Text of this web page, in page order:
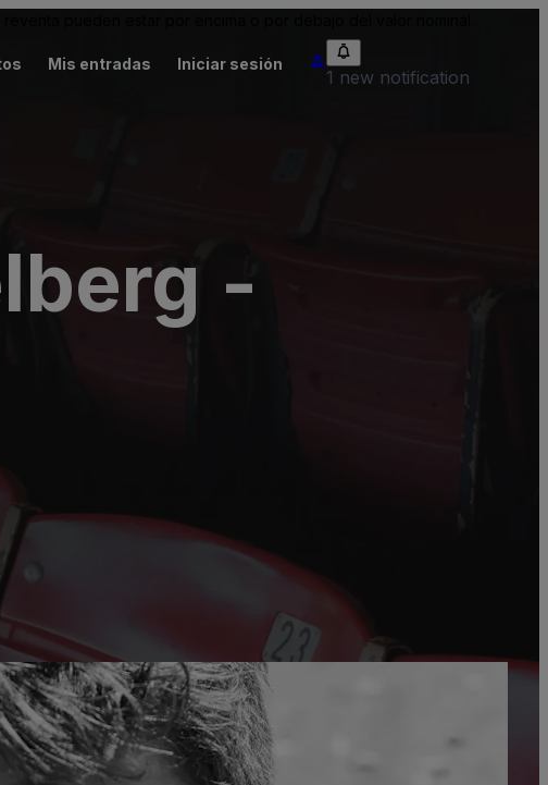
Mis entradas Iniciar sesión
1 new notification
-